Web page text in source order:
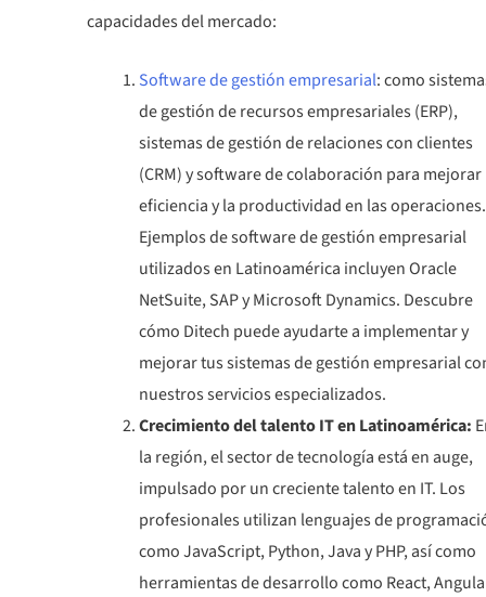
capacidades del mercado:
Software de gestión empresarial: como
de gestión de recursos empresariales (ERP),
sistemas de gestión de relaciones con clientes
(CRM) y software de colaboración para mejorar
eficiencia y la productividad en las operaciones.
Ejemplos de software de gestión empresarial
utilizados en Latinoamérica incluyen Oracle
NetSuite, SAP y Microsoft Dynamics. Descubre
cómo Ditech puede ayudarte a implementar y
mejorar tus sistemas de gestión empresarial
nuestros servicios especializados.
Crecimiento del talento IT en Latinoamérica:
la región, el sector de tecnología está en auge,
impulsado por un creciente talento en IT. Los
profesionales utilizan lenguajes de
como JavaScript, Python, Java y PHP, así como
herramientas de desarrollo como React,